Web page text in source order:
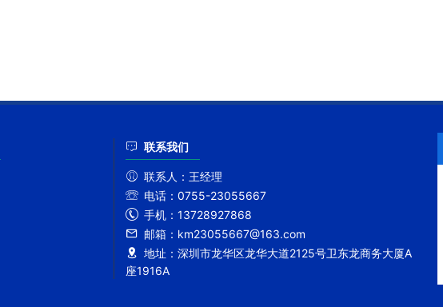
联系我们
联系人： 王经理
电话： 0755-23055667
手机： 13728927868
邮箱： km23055667@163.com
地址： 深圳市龙华区龙华大道2125号卫东龙商务大厦A
座1916A